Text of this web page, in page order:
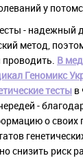
у
- надежный
метод,
В
Геномикс
тесты в
-
о своих
снизить риск